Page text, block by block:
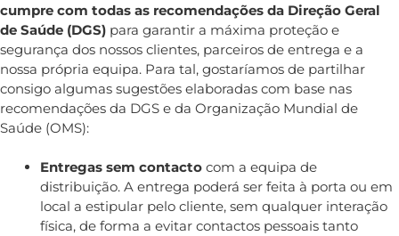
cumpre com todas as recomendações da Direção Geral
de Saúde (DGS) para garantir a máxima proteção e
segurança dos nossos clientes, parceiros de entrega e a
nossa própria equipa. Para tal, gostaríamos de partilhar
consigo algumas sugestões elaboradas com base nas
recomendações da DGS e da Organização Mundial de
Saúde (OMS):
Entregas sem contacto com a equipa de
distribuição. A entrega poderá ser feita à porta ou em
local a estipular pelo cliente, sem qualquer interação
física, de forma a evitar contactos pessoais tanto